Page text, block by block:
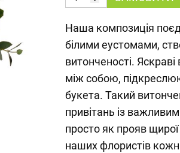
Наша композиція
білими еустомами,
витонченості. Яскраві
між собою,
букета. Такий
привітань із
просто як прояв
наших флористів